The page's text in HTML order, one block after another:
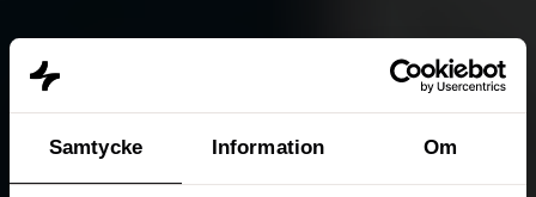
Samtycke Information Om